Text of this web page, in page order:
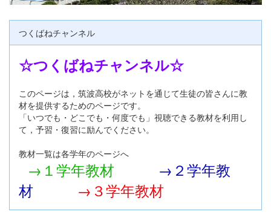
つくばねチャンネル
☆つくばねチャンネル☆
このページは，筑波高校がネットを通じて生徒の皆さんに教
材を提供するためのページです。
「いつでも・どこでも・何度でも」視聴できる教材を利用し
て，予習・復習に励んでください。
教材一覧は各学年のページへ
→１学年教材
→２学年教
材
→３学年教材